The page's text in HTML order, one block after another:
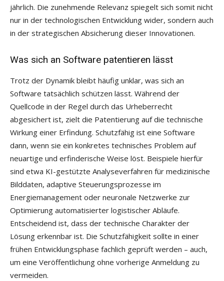
jährlich. Die zunehmende Relevanz spiegelt sich somit nicht
nur in der technologischen Entwicklung wider, sondern auch
in der strategischen Absicherung dieser Innovationen.
Was sich an Software patentieren lässt
Trotz der Dynamik bleibt häufig unklar, was sich an
Software tatsächlich schützen lässt. Während der
Quellcode in der Regel durch das Urheberrecht
abgesichert ist, zielt die Patentierung auf die technische
Wirkung einer Erfindung. Schutzfähig ist eine Software
dann, wenn sie ein konkretes technisches Problem auf
neuartige und erfinderische Weise löst. Beispiele hierfür
sind etwa KI-gestützte Analyseverfahren für medizinische
Bilddaten, adaptive Steuerungsprozesse im
Energiemanagement oder neuronale Netzwerke zur
Optimierung automatisierter logistischer Abläufe.
Entscheidend ist, dass der technische Charakter der
Lösung erkennbar ist. Die Schutzfähigkeit sollte in einer
frühen Entwicklungsphase fachlich geprüft werden – auch,
um eine Veröffentlichung ohne vorherige Anmeldung zu
vermeiden.